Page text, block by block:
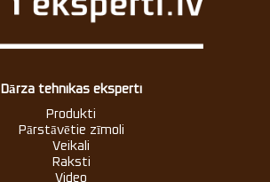
Dārza tehnikas eksperti
Produkti
Pārstāvētie zīmoli
Veikali
Raksti
Video